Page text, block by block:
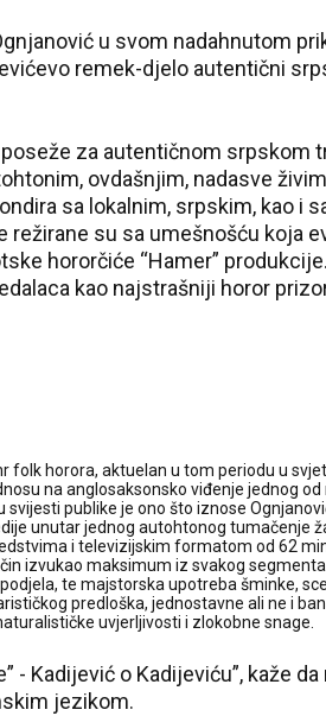
u svom nadahnutom
remek-djelo autentični
za autentičnom srpskom
ovdašnjim, nadasve
sa lokalnim, srpskim, kao i
režirane su sa umešnošću koja
hororčiće “Hamer”
kao najstrašniji horor
folk horora, aktuelan u tom periodu u
na anglosaksonsko viđenje jednog
publike je ono što iznose
unutar jednog autohtonog tumačenje
i televizijskim formatom od 62
izvukao maksimum iz svakog
te majstorska upotreba šminke,
predloška, jednostavne ali ne i
uvjerljivosti i zlokobne snage.
- Kadijević o Kadijeviću”, kaže
jezikom.